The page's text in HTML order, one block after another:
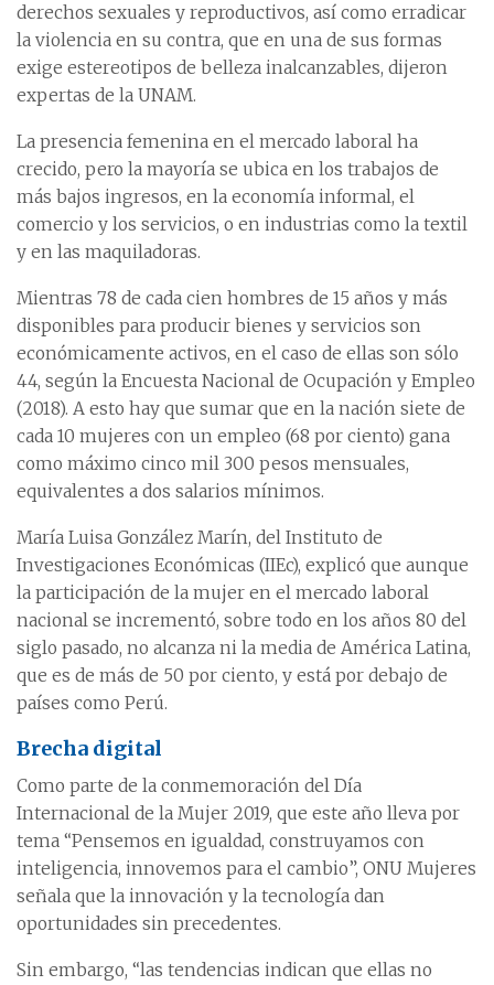
derechos sexuales y reproductivos, así como erradicar
la violencia en su contra, que en una de sus formas
exige estereotipos de belleza inalcanzables, dijeron
expertas de la UNAM.
La presencia femenina en el mercado laboral ha
crecido, pero la mayoría se ubica en los trabajos de
más bajos ingresos, en la economía informal, el
comercio y los servicios, o en industrias como la textil
y en las maquiladoras.
Mientras 78 de cada cien hombres de 15 años y más
disponibles para producir bienes y servicios son
económicamente activos, en el caso de ellas son sólo
44, según la Encuesta Nacional de Ocupación y Empleo
(2018). A esto hay que sumar que en la nación siete de
cada 10 mujeres con un empleo (68 por ciento) gana
como máximo cinco mil 300 pesos mensuales,
equivalentes a dos salarios mínimos.
María Luisa González Marín, del Instituto de
Investigaciones Económicas (IIEc), explicó que aunque
la participación de la mujer en el mercado laboral
nacional se incrementó, sobre todo en los años 80 del
siglo pasado, no alcanza ni la media de América Latina,
que es de más de 50 por ciento, y está por debajo de
países como Perú.
Brecha digital
Como parte de la conmemoración del Día
Internacional de la Mujer 2019, que este año lleva por
tema “Pensemos en igualdad, construyamos con
inteligencia, innovemos para el cambio”, ONU Mujeres
señala que la innovación y la tecnología dan
oportunidades sin precedentes.
Sin embargo, “las tendencias indican que ellas no